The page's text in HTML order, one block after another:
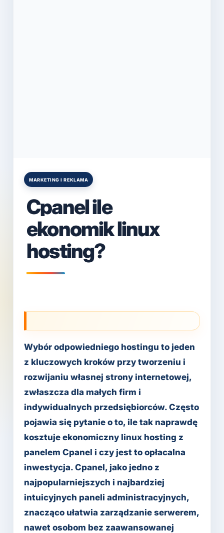
Posted
MARKETING I REKLAMA
Cpanel ile
ekonomik linux
hosting?
Wybór odpowiedniego hostingu to jeden
z kluczowych kroków przy tworzeniu i
rozwijaniu własnej strony internetowej,
zwłaszcza dla małych firm i
indywidualnych przedsiębiorców. Często
pojawia się pytanie o to, ile tak naprawdę
kosztuje ekonomiczny linux hosting z
panelem Cpanel i czy jest to opłacalna
inwestycja. Cpanel, jako jedno z
najpopularniejszych i najbardziej
intuicyjnych paneli administracyjnych,
znacząco ułatwia zarządzanie serwerem,
nawet osobom bez zaawansowanej